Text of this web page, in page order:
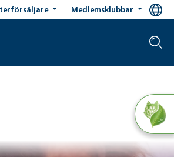
Medlemsklubbar